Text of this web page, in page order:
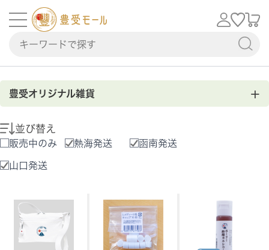
豊受オリジナル雑貨 +
並び替え
販売中のみ 熱海発送 函南発送
山口発送